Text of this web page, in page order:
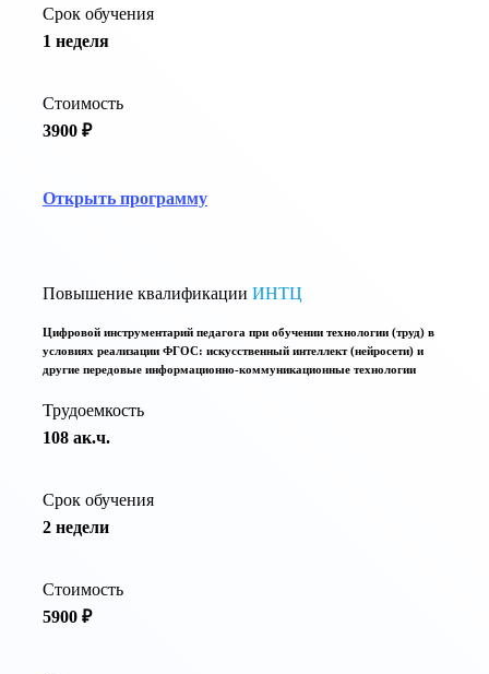
Срок обучения
1 неделя
Стоимость
3900 ₽
Открыть программу
Повышение квалификации ИНТЦ
Цифровой инструментарий педагога при обучении технологии (труд) в
условиях реализации ФГОС: искусственный интеллект (нейросети) и
другие передовые информационно-коммуникационные технологии
Трудоемкость
108 ак.ч.
Срок обучения
2 недели
Стоимость
5900 ₽